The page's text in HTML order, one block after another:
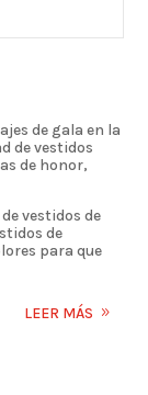
de gala en la
de vestidos
de honor,
vestidos de
de
para que
LEER MÁS